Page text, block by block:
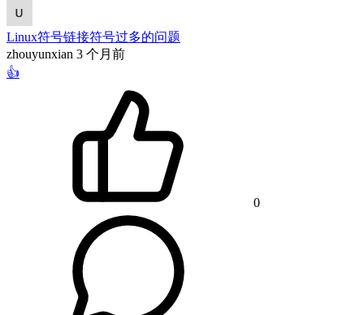
Linux符号链接符号过多的问题
zhouyunxian 3 个月前
👍
0